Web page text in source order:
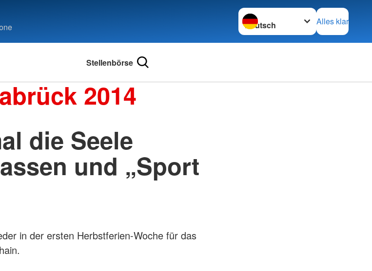
Sprache wechseln zu
Alles klar
Stellenbörse
2014
die Seele
und „Sport
in der ersten Herbstferien-Woche für das